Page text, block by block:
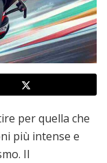
per quella che
più intense e
Il